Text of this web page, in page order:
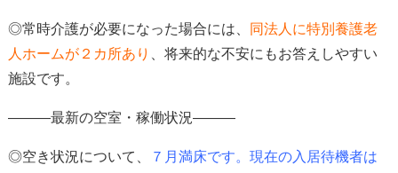
◎常時介護が必要になった場合には、
同法人に特別養護老
人ホームが２カ所あり
将来的な不安にもお答えしやすい
施設です。
―――最新の空室・稼働状況―――
◎空き状況について、 ７ 月満床です。現在の入居待機者は